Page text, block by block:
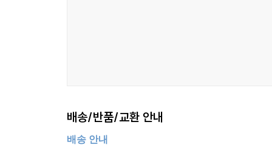
배송/반품/교환 안내
배송 안내